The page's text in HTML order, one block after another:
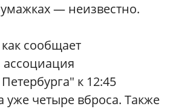
— неизвестно.
сообщает
к 12:45
уже четыре вброса. Также